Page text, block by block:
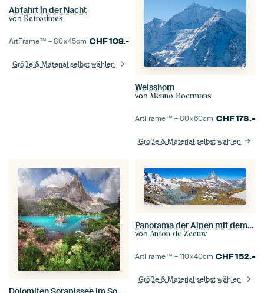
Abfahrt in der Nacht
von Retrotimes
ArtFrame™ –80×45cm CHF109.-
Größe & Material selbst wählen
Weisshorn
von Menno Boermans
ArtFrame™ –80×60cm CHF178.-
Größe & Material selbst wählen
Panorama der Alpen mit dem Matterhorn
von Anton de Zeeuw
ArtFrame™ –110×40cm CHF152.-
Größe & Material selbst wählen